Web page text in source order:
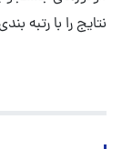
نتایج را با رتبه